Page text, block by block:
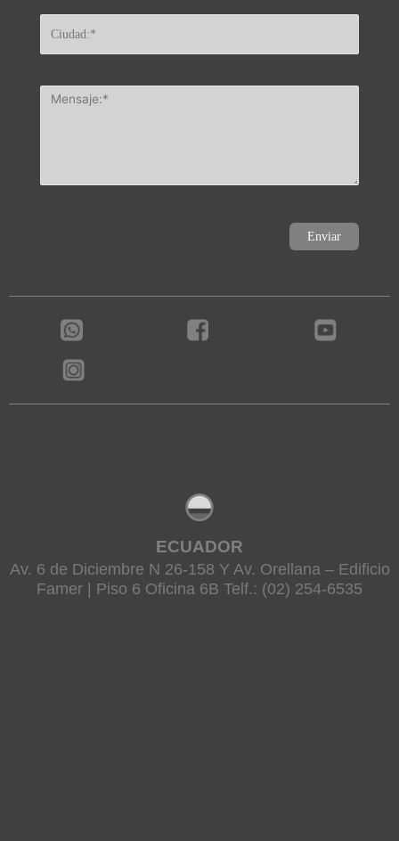
ECUADOR
Av. 6 de Diciembre N 26-158 Y Av. Orellana – Edificio
Famer | Piso 6 Oficina 6B Telf.: (02) 254-6535